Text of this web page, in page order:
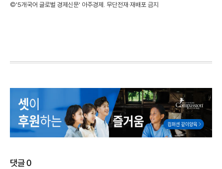
©'5개국어 글로벌 경제신문' 아주경제. 무단전재·재배포 금지
댓글0